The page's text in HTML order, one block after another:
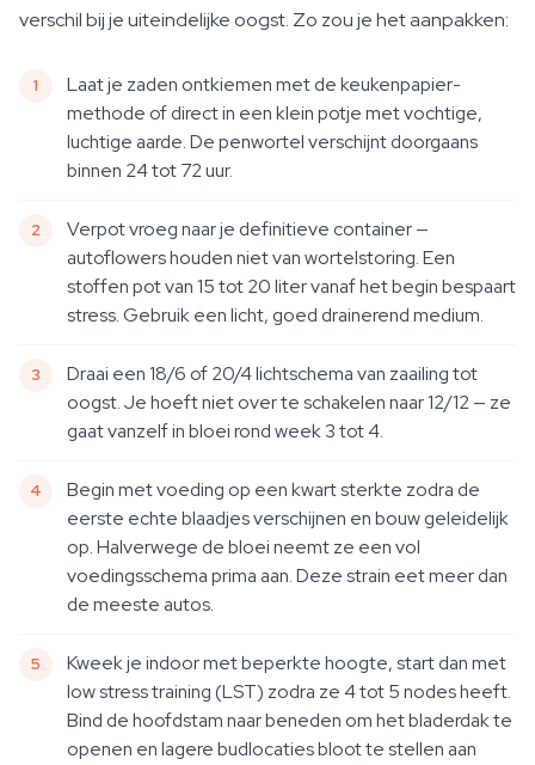
verschil bij je uiteindelijke oogst. Zo zou je het aanpakken:
Laat je zaden ontkiemen met de keukenpapier-
methode of direct in een klein potje met vochtige,
luchtige aarde. De penwortel verschijnt doorgaans
binnen 24 tot 72 uur.
Verpot vroeg naar je definitieve container —
autoflowers houden niet van wortelstoring. Een
stoffen pot van 15 tot 20 liter vanaf het begin bespaart
stress. Gebruik een licht, goed drainerend medium.
Draai een 18/6 of 20/4 lichtschema van zaailing tot
oogst. Je hoeft niet over te schakelen naar 12/12 — ze
gaat vanzelf in bloei rond week 3 tot 4.
Begin met voeding op een kwart sterkte zodra de
eerste echte blaadjes verschijnen en bouw geleidelijk
op. Halverwege de bloei neemt ze een vol
voedingsschema prima aan. Deze strain eet meer dan
de meeste autos.
Kweek je indoor met beperkte hoogte, start dan met
low stress training (LST) zodra ze 4 tot 5 nodes heeft.
Bind de hoofdstam naar beneden om het bladerdak te
openen en lagere budlocaties bloot te stellen aan